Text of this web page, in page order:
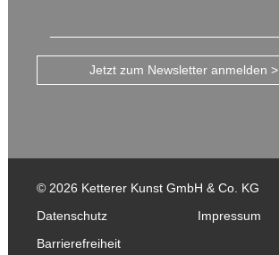
Jetzt zum Newsletter anmelden >
© 2026 Ketterer Kunst GmbH & Co. KG
Datenschutz
Impressum
Barrierefreiheit